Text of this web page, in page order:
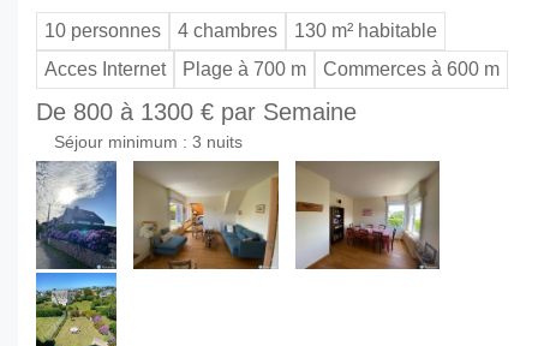
10 personnes 4 chambres
130 m² habitable
Acces Internet
Plage à 700 m Commerces à 600 m
De 800 à 1300 € par Semaine
Séjour minimum : 3 nuits